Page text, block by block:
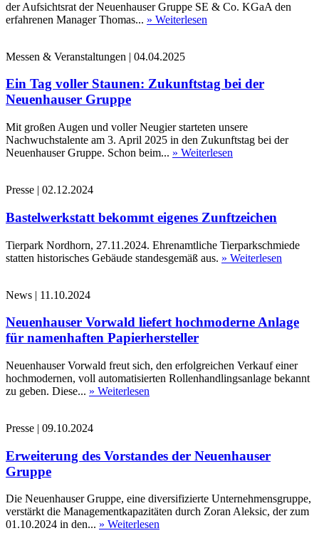
der Aufsichtsrat der Neuenhauser Gruppe SE & Co. KGaA den
erfahrenen Manager Thomas... » Weiterlesen
Messen & Veranstaltungen | 04.04.2025
Ein Tag voller Staunen: Zukunftstag bei der
Neuenhauser Gruppe
Mit großen Augen und voller Neugier starteten unsere
Nachwuchstalente am 3. April 2025 in den Zukunftstag bei der
Neuenhauser Gruppe. Schon beim... » Weiterlesen
Presse | 02.12.2024
Bastelwerkstatt bekommt eigenes Zunftzeichen
Tierpark Nordhorn, 27.11.2024. Ehrenamtliche Tierparkschmiede
statten historisches Gebäude standesgemäß aus. » Weiterlesen
News | 11.10.2024
Neuenhauser Vorwald liefert hochmoderne Anlage
für namenhaften Papierhersteller
Neuenhauser Vorwald freut sich, den erfolgreichen Verkauf einer
hochmodernen, voll automatisierten Rollenhandlingsanlage bekannt
zu geben. Diese... » Weiterlesen
Presse | 09.10.2024
Erweiterung des Vorstandes der Neuenhauser
Gruppe
Die Neuenhauser Gruppe, eine diversifizierte Unternehmensgruppe,
verstärkt die Managementkapazitäten durch Zoran Aleksic, der zum
01.10.2024 in den... » Weiterlesen